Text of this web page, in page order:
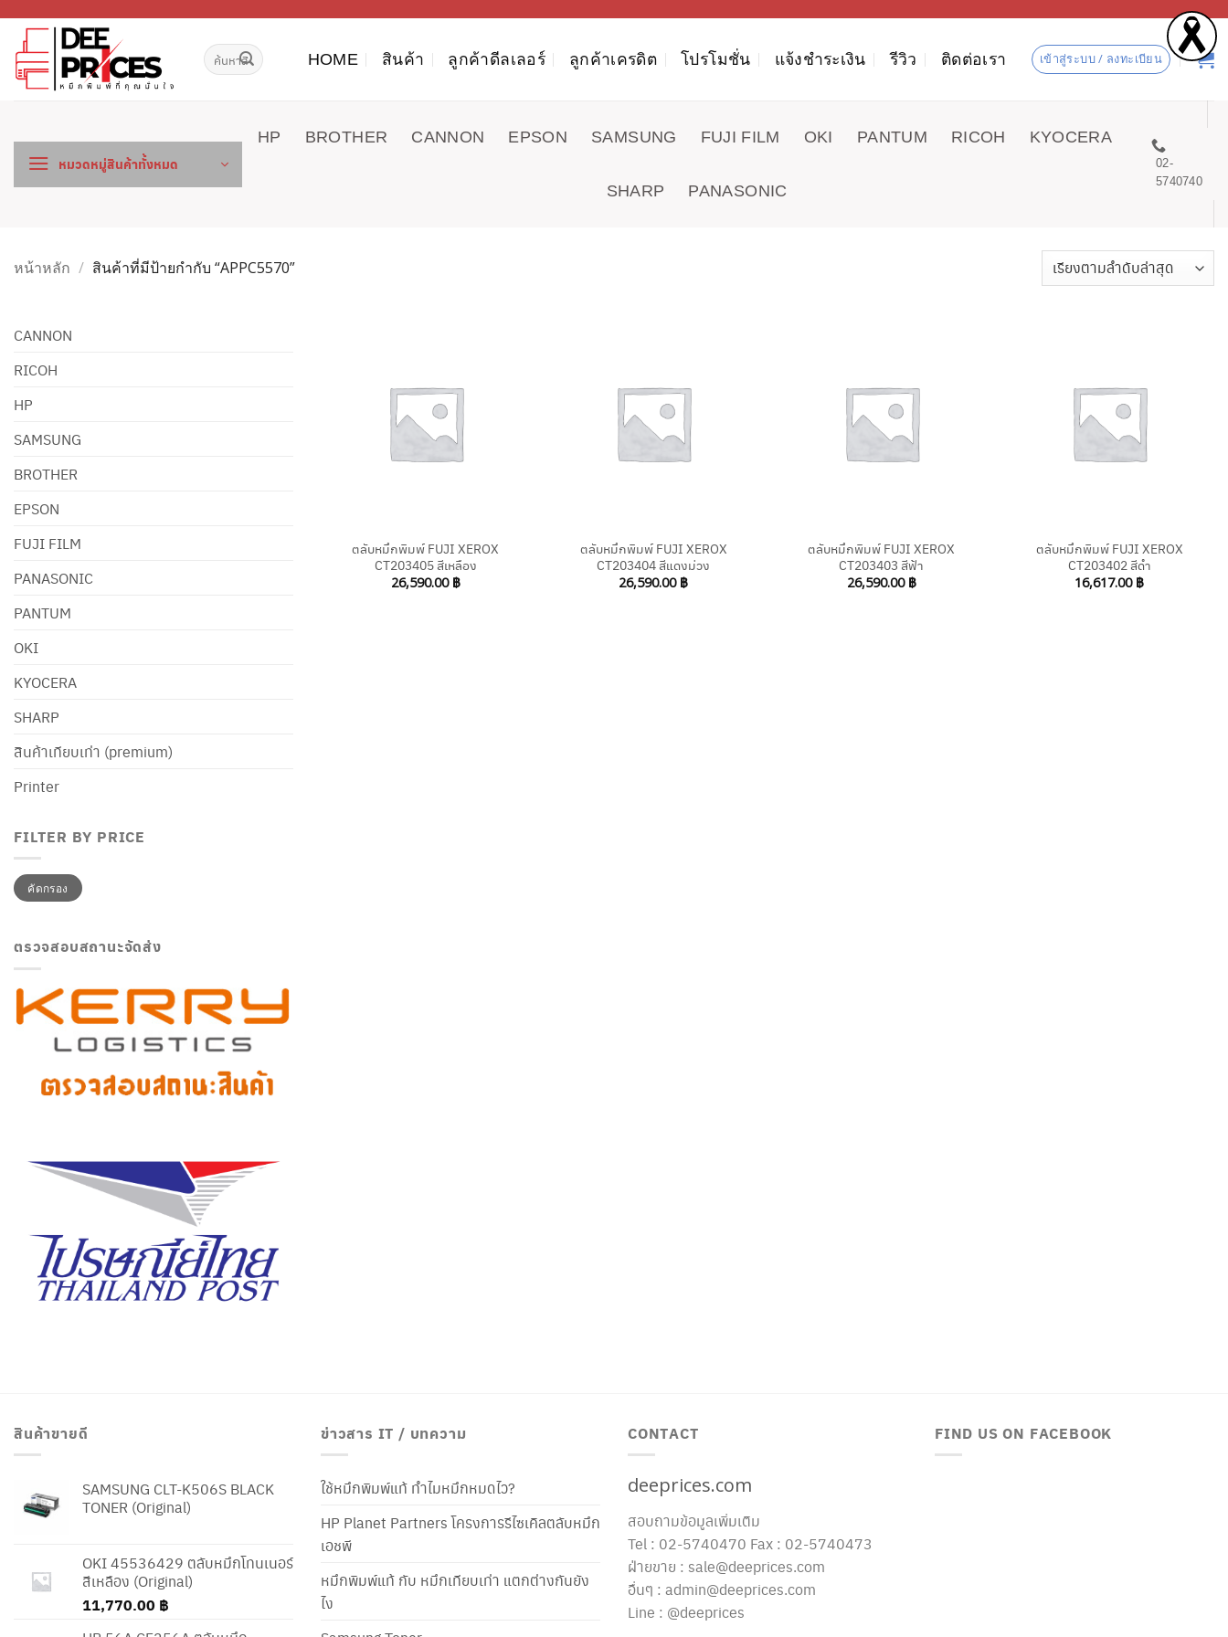
เนื้อหา
ค้นหา: HOME สินค้า ลูกค้าดีลเลอร์ ลูกค้าเครดิต โปรโมชั่น แจ้งชำระเงิน รีวิว ติดต่อเรา เข้าสู่ระบบ / ลงทะเบียน
หมวดหมู่สินค้าทั้งหมด
HP BROTHER CANNON EPSON SAMSUNG FUJI FILM OKI PANTUM RICOH KYOCERA
SHARP PANASONIC
02-
5740740
หน้าหลัก / สินค้าที่มีป้ายกำกับ “APPC5570”
CANNON
RICOH
HP
SAMSUNG
BROTHER
EPSON
FUJI FILM
PANASONIC
PANTUM
OKI
KYOCERA
SHARP
สินค้าเทียบเท่า (premium)
Printer
FILTER BY PRICE
ราคา
ต่ำ
สุด
ราคา
สูงสุดคัดกรอง
ตรวจสอบสถานะจัดส่ง
ตลับหมึกพิมพ์ FUJI XEROX
CT203405 สีเหลือง
26,590.00 ฿
ตลับหมึกพิมพ์ FUJI XEROX
CT203404 สีแดงม่วง
26,590.00 ฿
ตลับหมึกพิมพ์ FUJI XEROX
CT203403 สีฟ้า
26,590.00 ฿
ตลับหมึกพิมพ์ FUJI XEROX
CT203402 สีดำ
16,617.00 ฿
สินค้าขายดี
SAMSUNG CLT-K506S BLACK
TONER (Original)
OKI 45536429 ตลับหมึกโทนเนอร์
สีเหลือง (Original)
11,770.00 ฿
ข่าวสาร IT / บทความ
ใช้หมึกพิมพ์แท้ ทำไมหมึกหมดไว?
HP Planet Partners โครงการรีไซเคิลตลับหมึก
เอชพี
หมึกพิมพ์แท้ กับ หมึกเทียบเท่า แตกต่างกันยัง
ไง
CONTACT
deeprices.com
สอบถามข้อมูลเพิ่มเติม
Tel : 02-5740470 Fax : 02-5740473
ฝ่ายขาย : sale@deeprices.com
อื่นๆ : admin@deeprices.com
Line : @deeprices
FIND US ON FACEBOOK